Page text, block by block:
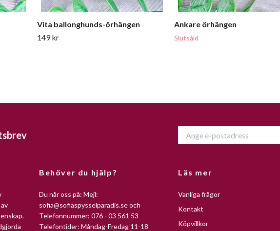
Vita ballonghunds-örhängen
149 kr
Ankare örhängen
Slutsåld
Behöver du hjälp?
Du når oss på: Mejl:
sofia@sofiaspysselparadis.seoch
Telefonnummer: 076 - 03 561 53
Telefontider: Måndag-Fredag 11-18
Läs mer
Vanliga frågor
Kontakt
Köpvillkor